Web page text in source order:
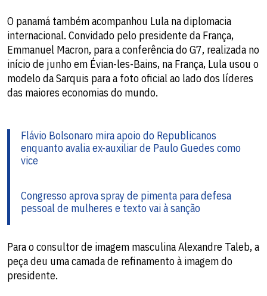
O panamá também acompanhou Lula na diplomacia
internacional. Convidado pelo presidente da França,
Emmanuel Macron, para a conferência do G7, realizada no
início de junho em Évian-les-Bains, na França, Lula usou o
modelo da Sarquis para a foto oficial ao lado dos líderes
das maiores economias do mundo.
Flávio Bolsonaro mira apoio do Republicanos
enquanto avalia ex-auxiliar de Paulo Guedes como
vice
Congresso aprova spray de pimenta para defesa
pessoal de mulheres e texto vai à sanção
Para o consultor de imagem masculina Alexandre Taleb, a
peça deu uma camada de refinamento à imagem do
presidente.